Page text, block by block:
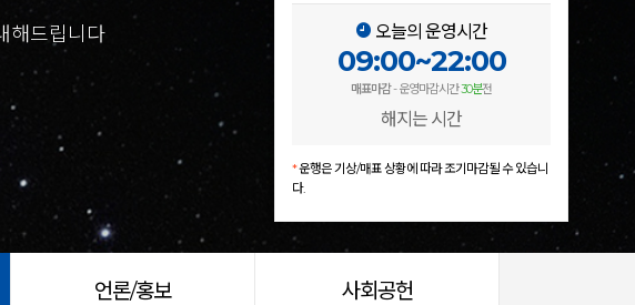
오늘의 운영시간
09:00~22:00
매표마감- 운영마감시간30분전
해지는 시간
*운행은 기상/매표 상황에 따라 조기마감될 수 있습니
다.
해드립니다
언론/홍보 사회공헌